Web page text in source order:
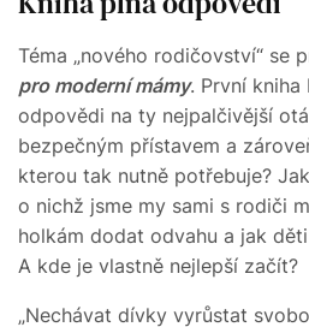
Téma „nového rodičovství“ se
pro moderní mámy. První kniha
odpovědi na ty nejpalčivější
bezpečným přístavem a
kterou tak nutně potřebuje?
o nichž jsme my sami s rodiči
holkám dodat odvahu a jak
A kde je vlastně nejlepší začít?
„Nechávat dívky vyrůstat